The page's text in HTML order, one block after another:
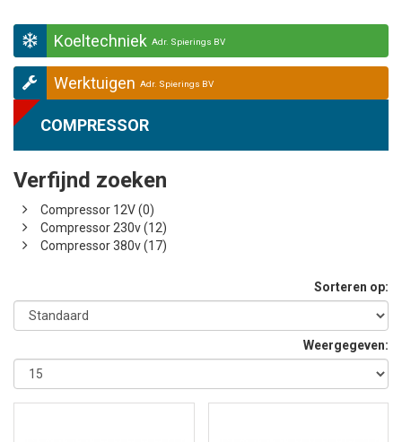
Koeltechniek Adr. Spierings BV
Werktuigen Adr. Spierings BV
COMPRESSOR
Verfijnd zoeken
Compressor 12V (0)
Compressor 230v (12)
Compressor 380v (17)
Sorteren op:
Weergegeven: